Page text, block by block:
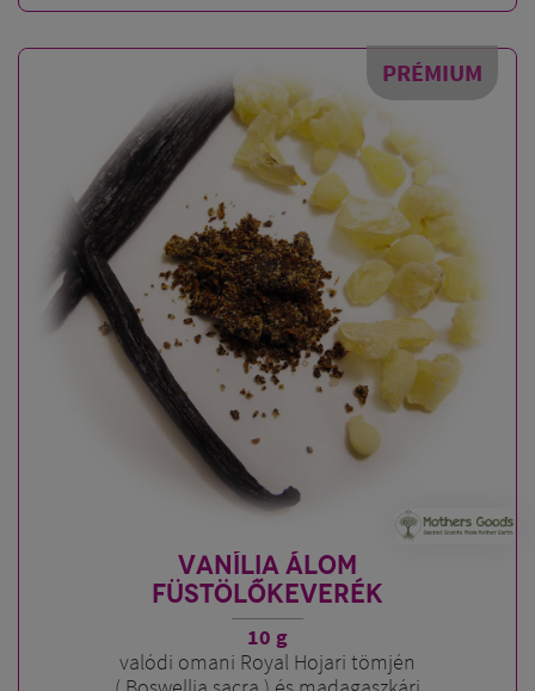
PRÉMIUM
VANÍLIA ÁLOM
FÜSTÖLŐKEVERÉK
10 g
valódi omani Royal Hojari tömjén